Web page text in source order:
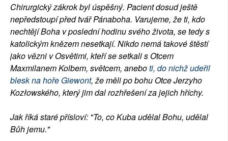
Chirurgický zákrok byl úspěšný. Pacient dosud ještě
nepředstoupí před tvář Pánaboha. Varujeme, že ti, kdo
nechtějí Boha v poslední hodinu svého života, se tedy s
katolickým knězem nesetkají. Nikdo nemá takové štěstí
jako vězni v Osvětimi, kteří se setkali s Otcem
Maxmilanem Kolbem, světcem, aneboti, do nichž udeřil
blesk na hoře Giewont, že měli po bohu Otce Jerzyho
Kozłowského, který jim dal rozhřešení za jejich hříchy.
Jak říká staré přísloví: "To, co Kuba udělal Bohu, udělal
Bůh jemu."